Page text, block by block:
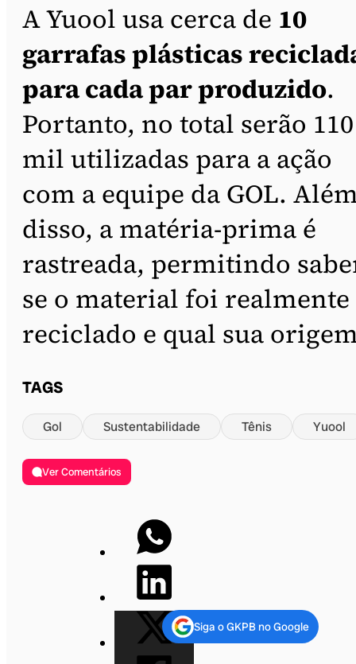
A Yuool usa cerca de 10
garrafas plásticas
para cada par produzido.
Portanto, no total serão 110
mil utilizadas para a ação
com a equipe da GOL.
disso, a matéria-prima é
rastreada, permitindo
se o material foi realmente
reciclado e qual sua
TAGS
Gol Sustentabilidade Tênis Yuool
Ver Comentários
Siga o GKPB no Google